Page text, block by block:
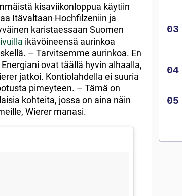
kisaviikonloppua käytiin
Itävaltaan Hochfilzeniin ja
karistaessaan Suomen
ikävöineensä aurinkoa
– Tarvitsemme aurinkoa. En
ovat täällä hyvin alhaalla,
jatkoi. Kontiolahdella ei suuria
pimeyteen. – Tämä on
kohteita, jossa on aina näin
Wierer manasi.